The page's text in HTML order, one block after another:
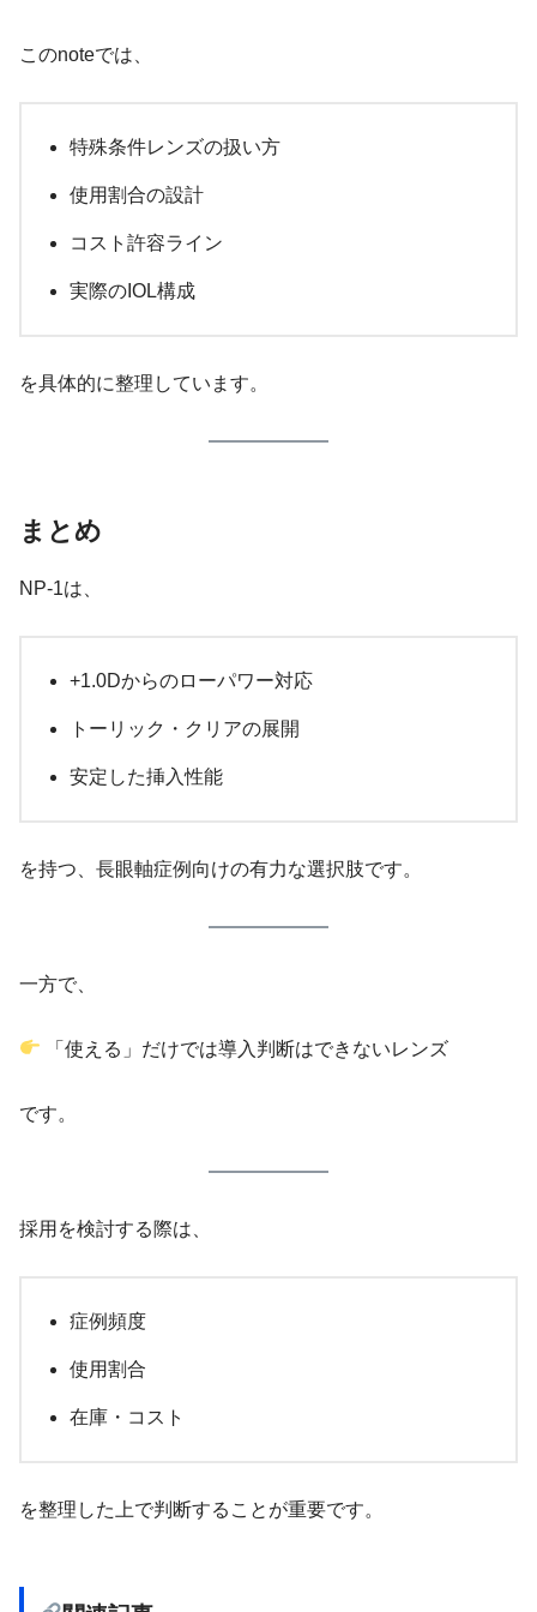
このnoteでは、
特殊条件レンズの扱い方
使用割合の設計
コスト許容ライン
実際のIOL構成
を具体的に整理しています。
まとめ
NP-1は、
+1.0Dからのローパワー対応
トーリック・クリアの展開
安定した挿入性能
を持つ、長眼軸症例向けの有力な選択肢です。
一方で、
「使える」だけでは導入判断はできないレンズ
です。
採用を検討する際は、
症例頻度
使用割合
在庫・コスト
を整理した上で判断することが重要です。